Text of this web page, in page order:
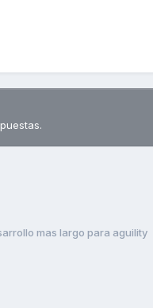
mas largo para aguility